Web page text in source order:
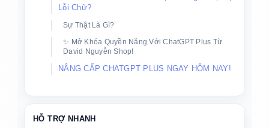
Lỗi Chữ?
Sự Thật Là Gì?
✨ Mở Khóa Quyền Năng Với ChatGPT Plus Từ
David Nguyễn Shop!
NÂNG CẤP CHATGPT PLUS NGAY HÔM NAY!
HỖ TRỢ NHANH